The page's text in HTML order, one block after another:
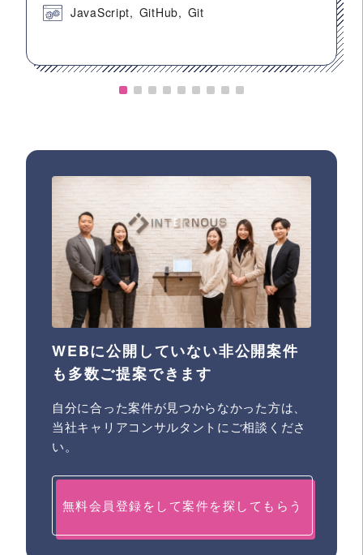
JavaScript GitHub Git
WEBに公開していない非公開案件
も多数ご提案できます
自分に合った案件が見つからなかった方は、
当社キャリアコンサルタントにご相談くださ
い。
無料会員登録をして案件を探してもらう